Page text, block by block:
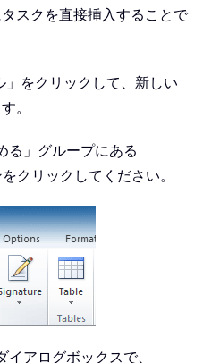
スクを直接挿入することで
をクリックして、新しい
。
る」グループにある
クリックしてください。
アログボックスで、